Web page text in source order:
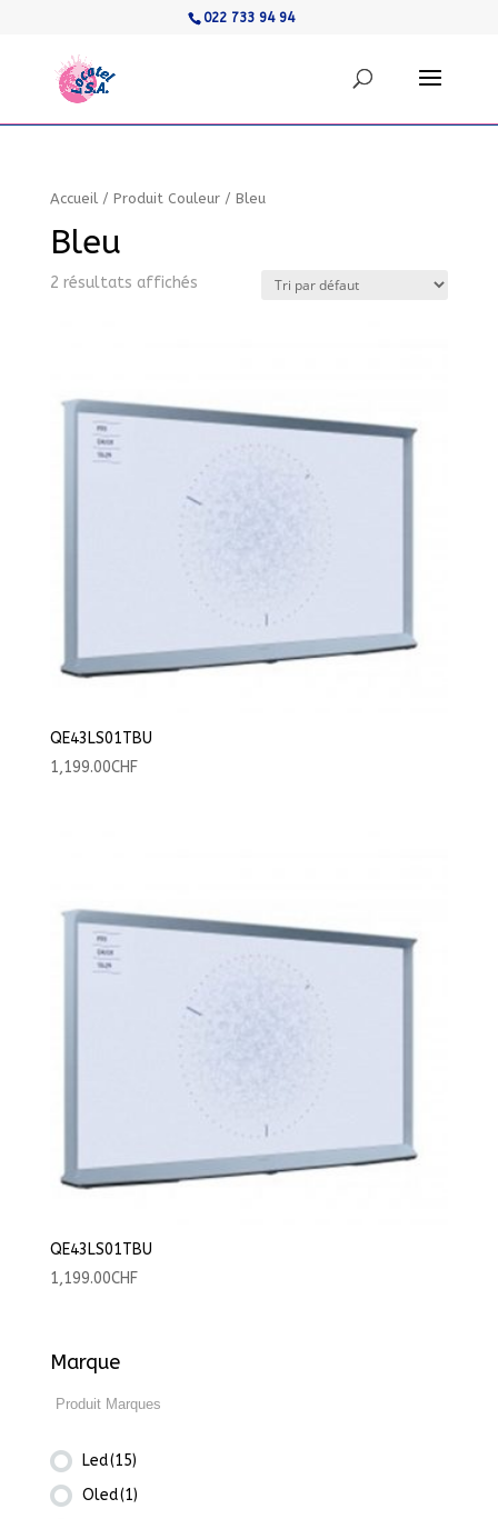
022 733 94 94
Accueil/ Produit Couleur/ Bleu
Bleu
2 résultats affichés
QE43LS01TBU
1,199.00CHF
QE43LS01TBU
1,199.00CHF
Marque
Led(15)
Oled(1)